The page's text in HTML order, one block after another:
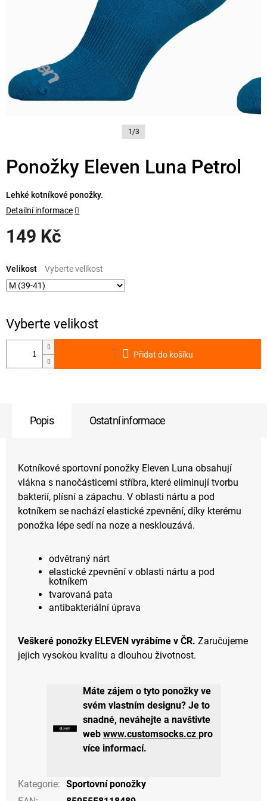
1/3
Ponožky Eleven Luna Petrol
149 Kč
cena:
Velikost
Přidat do košíku
Lehké kotníkové ponožky.
Detailní informace
Popis Ostatní informace
Kotníkové sportovní ponožky Eleven Luna obsahují
vlákna s nanočásticemi stříbra, které eliminují tvorbu
bakterií, plísní a zápachu. V oblasti nártu a pod
kotníkem se nachází elastické zpevnění, díky kterému
ponožka lépe sedí na noze a nesklouzává.
odvětraný nárt
elastické zpevnění v oblasti nártu a pod
kotníkem
tvarovaná pata
antibakteriální úprava
Veškeré ponožky ELEVEN vyrábíme v ČR. Zaručujeme
jejich vysokou kvalitu a dlouhou životnost.
Máte zájem o tyto ponožky ve
svém vlastním designu? Je to
snadné, neváhejte a navštivte
web www.customsocks.cz pro
více informací.
Kategorie: Sportovní ponožky